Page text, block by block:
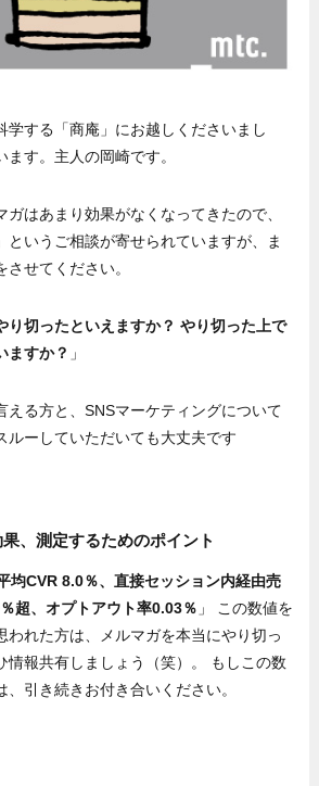
学する「商庵」にお越しくださいまし
す。主人の岡崎です。
ガはあまり効果がなくなってきたので、
というご相談が寄せられていますが、ま
せてください。
り切ったといえますか？ やり切った上で
ますか？ 」
える方と、SNSマーケティングについて
ルーしていただいても大丈夫です
、測定するためのポイント
均CVR 8.0％、直接セッション内経由売
超、オプトアウト率0.03％ 」 この数値を
われた方は、メルマガを本当にやり切っ
情報共有しましょう（笑）。 もしこの数
引き続きお付き合いください。